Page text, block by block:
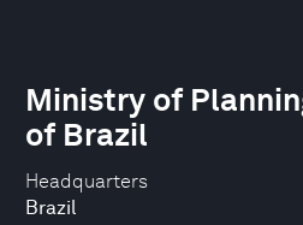
Headquarters
Brazil
Ministry of
of Brazil